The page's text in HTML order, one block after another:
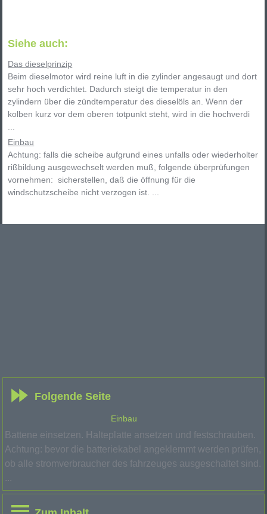
Siehe auch:
Das dieselprinzip
Beim dieselmotor wird reine luft in die zylinder angesaugt und dort
sehr hoch verdichtet. Dadurch steigt die temperatur in den
zylindern über die zündtemperatur des dieselöls an. Wenn der
kolben kurz vor dem oberen totpunkt steht, wird in die hochverdi
Einbau
Achtung: falls die scheibe aufgrund eines unfalls oder wiederholter
rißbildung ausgewechselt werden muß, folgende überprüfungen
vornehmen: sicherstellen, daß die öffnung für die
windschutzscheibe nicht verzogen ist. ...
Folgende Seite
Einbau
Battene einsetzen. Halteplatte ansetzen und festschrauben.
Achtung: bevor die batteriekabel angeklemmt werden prüfen,
ob alle stromverbraucher des fahrzeuges ausgeschaltet sind.
...